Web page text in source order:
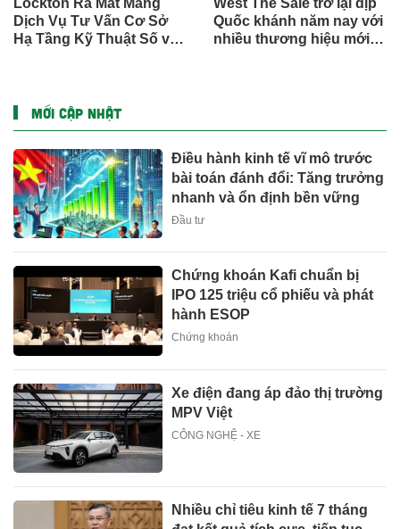
Lockton Ra Mắt Mảng
Dịch Vụ Tư Vấn Cơ Sở
Hạ Tầng Kỹ Thuật Số và
West The Sale trở lại dịp
Quốc khánh năm nay với
nhiều thương hiệu mới,
MỚI CẬP NHẬT
Điều hành kinh tế vĩ mô trước
bài toán đánh đổi: Tăng trưởng
nhanh và ổn định bền vững
Đầu tư
Chứng khoán Kafi chuẩn bị
IPO 125 triệu cổ phiếu và phát
hành ESOP
Chứng khoán
Xe điện đang áp đảo thị trường
MPV Việt
CÔNG NGHỆ - XE
Nhiều chỉ tiêu kinh tế 7 tháng